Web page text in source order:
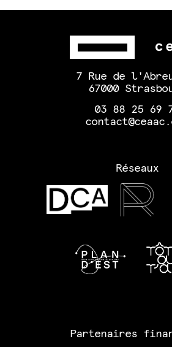
7 Rue de
67000
03 88 25 69
Réseaux
Partenaires